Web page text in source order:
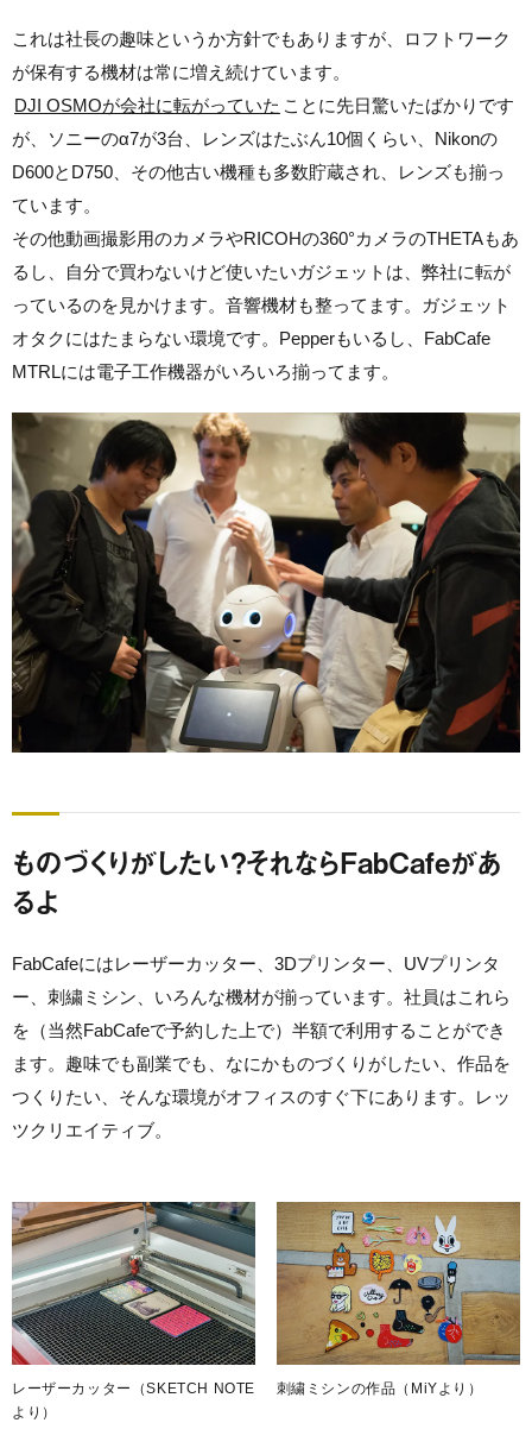
これは社長の趣味というか方針でもありますが、ロフトワーク
が保有する機材は常に増え続けています。
DJI OSMOが会社に転がっていた ことに先日驚いたばかりです
が、ソニーのα7が3台、レンズはたぶん10個くらい、Nikonの
D600とD750、その他古い機種も多数貯蔵され、レンズも揃っ
ています。
その他動画撮影用のカメラやRICOHの360°カメラのTHETAもあ
るし、自分で買わないけど使いたいガジェットは、弊社に転が
っているのを見かけます。音響機材も整ってます。ガジェット
オタクにはたまらない環境です。Pepperもいるし、FabCafe
MTRLには電子工作機器がいろいろ揃ってます。
ものづくりがしたい？それならFabCafeがあ
るよ
FabCafeにはレーザーカッター、3Dプリンター、UVプリンタ
ー、刺繍ミシン、いろんな機材が揃っています。社員はこれら
を（当然FabCafeで予約した上で）半額で利用することができ
ます。趣味でも副業でも、なにかものづくりがしたい、作品を
つくりたい、そんな環境がオフィスのすぐ下にあります。レッ
ツクリエイティブ。
レーザーカッター（SKETCH NOTE
より）
刺繍ミシンの作品（MiYより）